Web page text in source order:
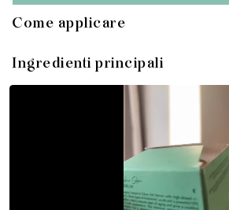
Come applicare
Ingredienti principali